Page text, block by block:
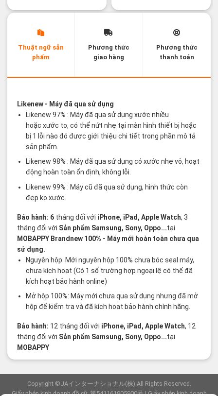
Thuật ngữ sản
phẩm
Phương thức
giao hàng
Phương thức
thanh toán
Likenew- Máy đã qua sử dụng
Likenew 97% : Máy đã qua sử dụng xước nhiều
hoặc xước to, có thể nứt nhẹ tại màn hình thiết bị hoặc
bị 1 lỗi nào đó được giới thiệu chi tiết trong phần mô tả
sản phẩm.
Likenew 98% : Máy đã qua sử dụng có xước nhẹ vỏ, hoạt
động hoàn toàn ổn định, không lỗi.
Likenew 99% : Máy cũ đã qua sử dụng, hình thức còn
đẹp ko xước.
Bảo hành: 6 tháng đối với iPhone, iPad, Apple Watch, 3
tháng đối với Sản phẩm Samsung, Sony, Oppo...tại
MOBAPPY Brandnew 100% - Máy mới hoàn toàn chưa qua
sử dụng.
Nguyên hộp: Mới nguyên hộp 100% chưa bóc seal máy,
chưa kích hoạt (Có 1 số trường hợp ngoại lệ có thể đã
kích hoạt bảo hành online)
Mở hộp 100%: Máy mới chưa qua sử dụng nhưng đã mở
hộp để kiểm tra và đã kích hoạt bảo hành chính hãng.
Bảo hành: 12 tháng đối với iPhone, iPad, Apple Watch, 12
tháng đối với Sản phẩm Samsung, Sony, Oppo...tại
MOBAPPY
Copyright ©JAインターナショナル(株) All Rights Reserved.
Giấy phép kinh doanh đồ cũ: 第541161905900号 | Giấy phép kinh doanh